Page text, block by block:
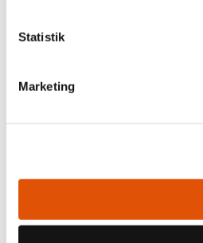
Statistik
Marketing